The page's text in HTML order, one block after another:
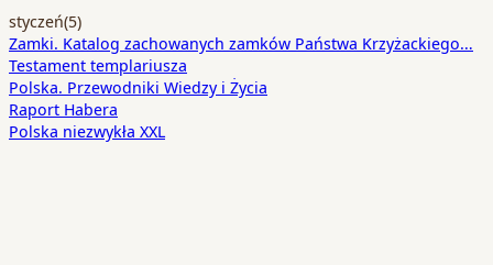
styczeń(5)
Zamki. Katalog zachowanych zamków Państwa Krzyżackiego…
Testament templariusza
Polska. Przewodniki Wiedzy i Życia
Raport Habera
Polska niezwykła XXL